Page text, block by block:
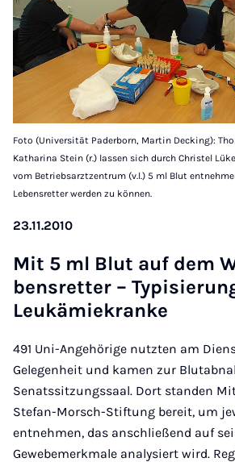
Foto (Universität Paderborn, Martin Decking):
Katharina Stein (r.) lassen sich durch Christel
vom Betriebsarztzentrum (v.l.) 5 ml Blut
Lebensretter werden zu können.
23.11.2010
Mit 5 ml Blut auf dem
bens­ret­ter –
Leuk­ämi­e­kran­ke
491 Uni-Angehörige nutzten am
Gelegenheit und kamen zur
Senatssitzungssaal. Dort standen
Stefan-Morsch-Stiftung bereit, um
entnehmen, das anschließend auf
Gewebemerkmale analysiert wird.